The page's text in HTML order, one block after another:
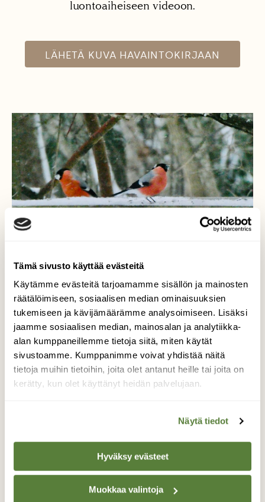
Tämä sivusto käyttää evästeitä
Käytämme evästeitä tarjoamamme sisällön ja mainosten
räätälöimiseen, sosiaalisen median ominaisuuksien
tukemiseen ja kävijämäärämme analysoimiseen. Lisäksi
jaamme sosiaalisen median, mainosalan ja analytiikka-
alan kumppaneillemme tietoja siitä, miten käytät
sivustoamme. Kumppanimme voivat yhdistää näitä
tietoja muihin tietoihin, joita olet antanut heille tai joita on
kerätty, kun olet käyttänyt heidän palvelujaan.
Näytä tiedot
Hyväksy evästeet
Muokkaa valintoja
luontoaiheiseen videoon.
LÄHETÄ KUVA HAVAINTOKIRJAAN
Punatulkkuja
Punatulkkukoiraat pikkupakkasessa.
Valokuvaaja: Liisa Niiva-Korpela, Lappeenranta